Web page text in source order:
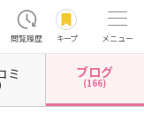
閲覧履歴 キープ メニュー
イダル カウンセラーブログ一覧
ミ ブログ
(166)